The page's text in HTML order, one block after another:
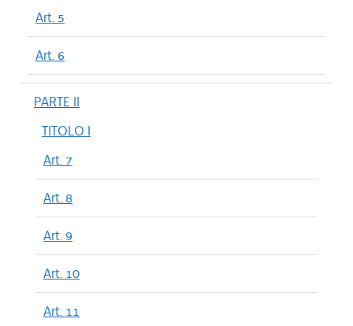
Art. 5
Art. 6
PARTE II
TITOLO I
Art. 7
Art. 8
Art. 9
Art. 10
Art. 11